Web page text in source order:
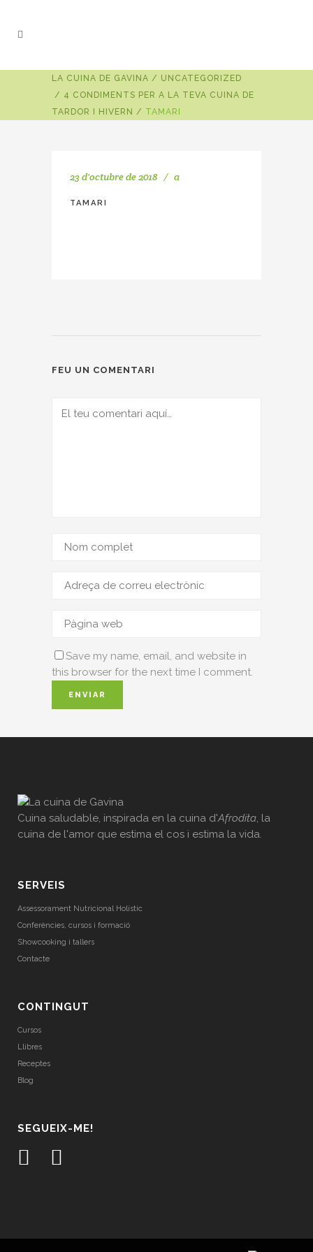
LA CUINA DE GAVINA / UNCATEGORIZED
/ 4 CONDIMENTS PER A LA TEVA CUINA DE
TARDOR I HIVERN / TAMARI
23 d'octubre de 2018 a
TAMARI
FEU UN COMENTARI
Save my name, email, and website in
this browser for the next time I comment.
Cuina saludable, inspirada en la cuina d'Afrodita, la
cuina de l'amor que estima el cos i estima la vida.
SERVEIS
Assessorament Nutricional Holístic
Conferències, cursos i formació
Showcooking i tallers
Contacte
CONTINGUT
Cursos
Llibres
Receptes
Blog
SEGUEIX-ME!